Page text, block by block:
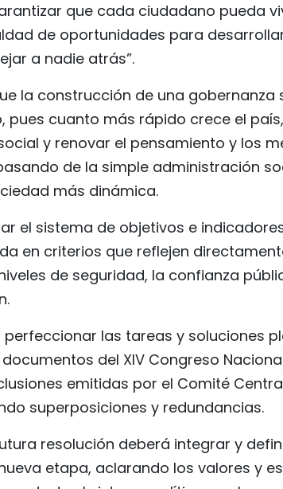
que cada ciudadano pueda
de oportunidades para
a nadie atrás”.
la construcción de una
pues cuanto más rápido crece el
y renovar el pensamiento y los
de la simple administración
más dinámica.
el sistema de objetivos e
en criterios que reflejen
de seguridad, la confianza
perfeccionar las tareas y soluciones
del XIV Congreso
emitidas por el Comité
superposiciones y redundancias.
resolución deberá integrar y
etapa, aclarando los valores y